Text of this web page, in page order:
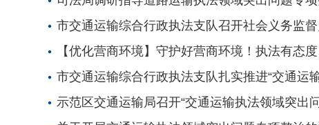
市交通运输综合行政执法支队召开社会义务监
【优化营商环境】守护好营商环境！执法有态
市交通运输综合行政执法支队扎实推进“交通运
示范区交通运输局召开“交通运输执法领域突出